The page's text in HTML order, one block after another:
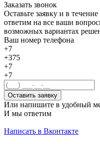
Заказать звонок
Оставьте заявку и в
ответим на все ваши
возможных вариантах
Ваш номер телефона
+7
+375
+7
+7
Оставить заявку
Или напишите в удобный
И мы ответим
Написать в Вконтакте